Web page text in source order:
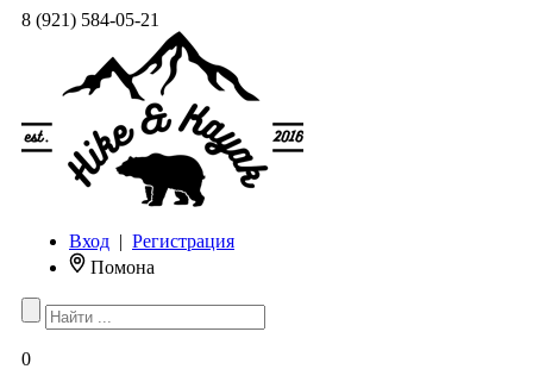
8 (921) 584-05-21
Вход | Регистрация
Помона
0